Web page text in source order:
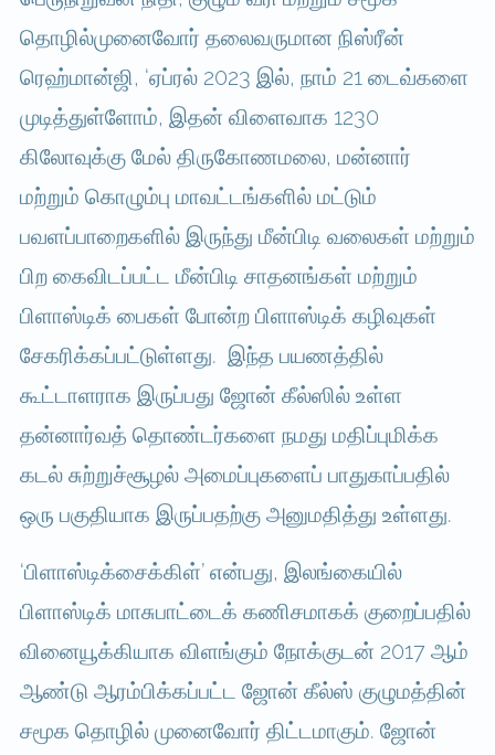
தொழில்முனைவோர் தலைவருமான நிஸ்ரீன்
ரெஹ்மான்ஜி, ‘ஏப்ரல் 2023 இல், நாம் 21 டைவ்களை
முடித்துள்ளோம், இதன் விளைவாக 1230
கிலோவுக்கு மேல் திருகோணமலை, மன்னார்
மற்றும் கொழும்பு மாவட்டங்களில் மட்டும்
பவளப்பாறைகளில் இருந்து மீன்பிடி வலைகள் மற்றும்
பிற கைவிடப்பட்ட மீன்பிடி சாதனங்கள் மற்றும்
பிளாஸ்டிக் பைகள் போன்ற பிளாஸ்டிக் கழிவுகள்
சேகரிக்கப்பட்டுள்ளது. இந்த பயணத்தில்
கூட்டாளராக இருப்பது ஜோன் கீல்ஸில் உள்ள
தன்னார்வத் தொண்டர்களை நமது மதிப்புமிக்க
கடல் சுற்றுச்சூழல் அமைப்புகளைப் பாதுகாப்பதில்
ஒரு பகுதியாக இருப்பதற்கு அனுமதித்து உள்ளது.
‘பிளாஸ்டிக்சைக்கிள்’ என்பது, இலங்கையில்
பிளாஸ்டிக் மாசுபாட்டைக் கணிசமாகக் குறைப்பதில்
வினையூக்கியாக விளங்கும் நோக்குடன் 2017 ஆம்
ஆண்டு ஆரம்பிக்கப்பட்ட ஜோன் கீல்ஸ் குழுமத்தின்
சமூக தொழில் முனைவோர் திட்டமாகும். ஜோன்